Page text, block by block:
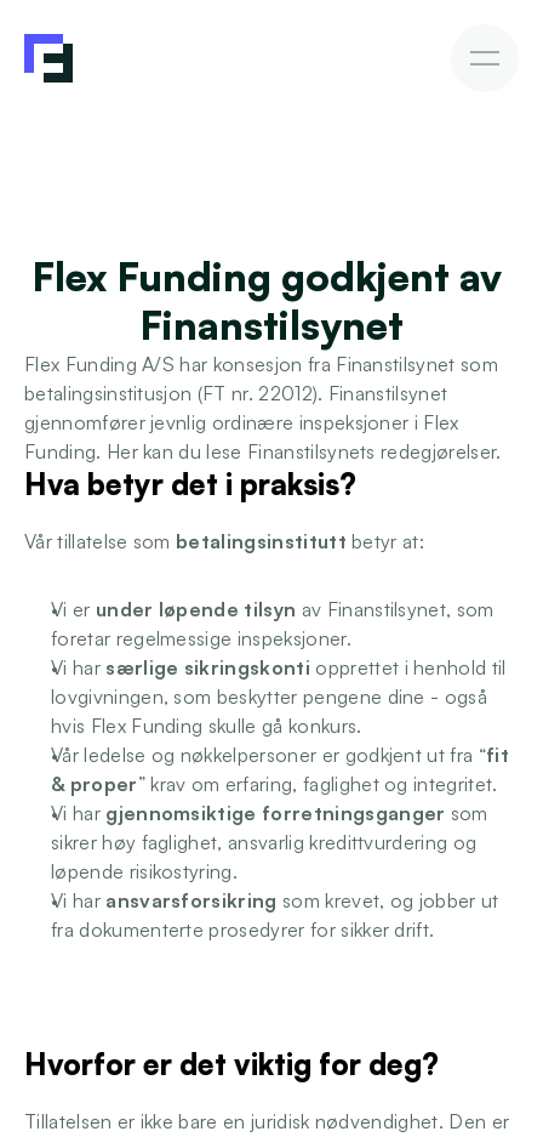
Finansiering
For investorer
Kunnskap
Flex Funding godkjent av
Finanstilsynet
Flex Funding A/S har konsesjon fra Finanstilsynet som
betalingsinstitusjon (FT nr. 22012). Finanstilsynet
gjennomfører jevnlig ordinære inspeksjoner i Flex
Funding. Her kan du lese Finanstilsynets redegjørelser.
Hva betyr det i praksis?
Vår tillatelse som betalingsinstitutt betyr at:
Vi er under løpende tilsyn av Finanstilsynet, som
foretar regelmessige inspeksjoner.
Vi har særlige sikringskonti opprettet i henhold til
lovgivningen, som beskytter pengene dine - også
hvis Flex Funding skulle gå konkurs.
Vår ledelse og nøkkelpersoner er godkjent ut fra “fit
& proper” krav om erfaring, faglighet og integritet.
Vi har gjennomsiktige forretningsganger som
sikrer høy faglighet, ansvarlig kredittvurdering og
løpende risikostyring.
Vi har ansvarsforsikring som krevet, og jobber ut
fra dokumenterte prosedyrer for sikker drift.
Hvorfor er det viktig for deg?
Tillatelsen er ikke bare en juridisk nødvendighet. Den er